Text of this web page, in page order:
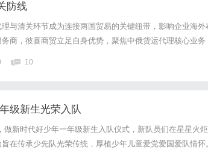
防线
与清关环节成为连接两国贸易的关键纽带，影响企业海外
商，彼喜商贸立足自身优势，聚焦中俄货运代理核心业务
为企业提供全流程货运代理与清关服务，切实解决企业对
任担当。
10
级新生光荣入队
做新时代好少年一年级新生入队仪式，新队员们在星星火炬
在传承少先队光荣传统，厚植少年儿童爱党爱国爱队情怀